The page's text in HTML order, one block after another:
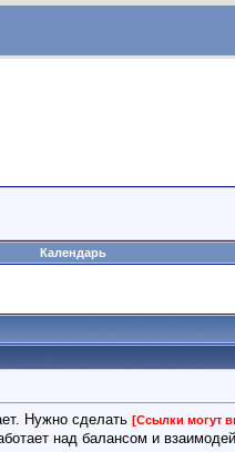
Календарь
Нужно сделать [Ссылки могут
над балансом и